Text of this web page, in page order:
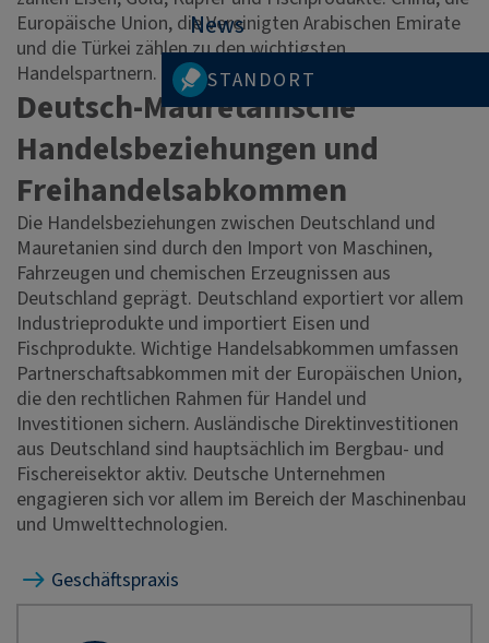
News
STANDORT
Europäische Union, die Vereinigten Arabischen Emirate
und die Türkei zählen zu den wichtigsten
Handelspartnern.
Deutsch-Mauretanische
Handelsbeziehungen und
Freihandelsabkommen
Die Handelsbeziehungen zwischen Deutschland und
Mauretanien sind durch den Import von Maschinen,
Fahrzeugen und chemischen Erzeugnissen aus
Deutschland geprägt. Deutschland exportiert vor allem
Industrieprodukte und importiert Eisen und
Fischprodukte. Wichtige Handelsabkommen umfassen
Partnerschaftsabkommen mit der Europäischen Union,
die den rechtlichen Rahmen für Handel und
Investitionen sichern. Ausländische Direktinvestitionen
aus Deutschland sind hauptsächlich im Bergbau- und
Fischereisektor aktiv. Deutsche Unternehmen
engagieren sich vor allem im Bereich der Maschinenbau
und Umwelttechnologien.
Geschäftspraxis